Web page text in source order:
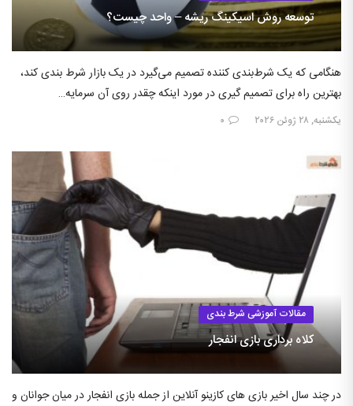
توسعه روش اسیکینگ ریشه – واحد چیست؟
هنگامی که یک شرط‌بندی کننده تصمیم می‌گیرد در یک بازار شرط بندی کند،
بهترین راه برای تصمیم گیری در مورد اینکه چقدر روی آن سرمایه…
یکشنبه, ۲۸ ژوئن ۲۰۲۶ ۰
مقالات آموزشی شرط بندی
کلاه برداری بازی انفجار
در چند سال اخیر بازی های کازینو آنلاین از جمله بازی انفجار در میان جوانان و